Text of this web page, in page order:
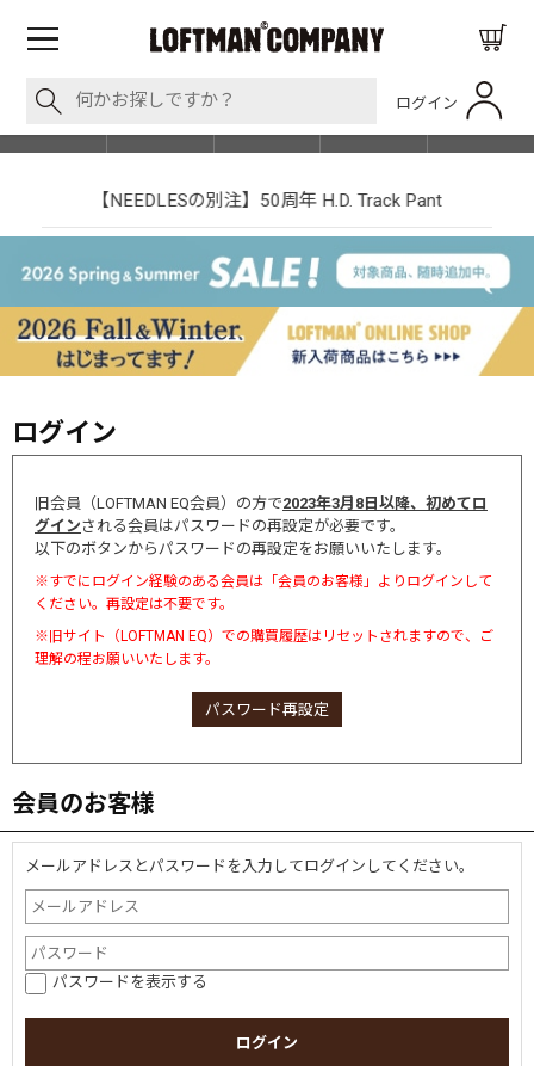
ログイン
SHOP LIST
【NEEDLESの別注】50周年 H.D. Track Pant
ログイン
旧会員（LOFTMAN EQ会員）の方で2023年3月8日以降、初めてロ
グインされる会員はパスワードの再設定が必要です。
以下のボタンからパスワードの再設定をお願いいたします。
※すでにログイン経験のある会員は「会員のお客様」よりログインして
ください。再設定は不要です。
※旧サイト（LOFTMAN EQ）での購買履歴はリセットされますので、ご
理解の程お願いいたします。
パスワード再設定
会員のお客様
メールアドレスとパスワードを入力してログインしてください。
パスワードを表示する